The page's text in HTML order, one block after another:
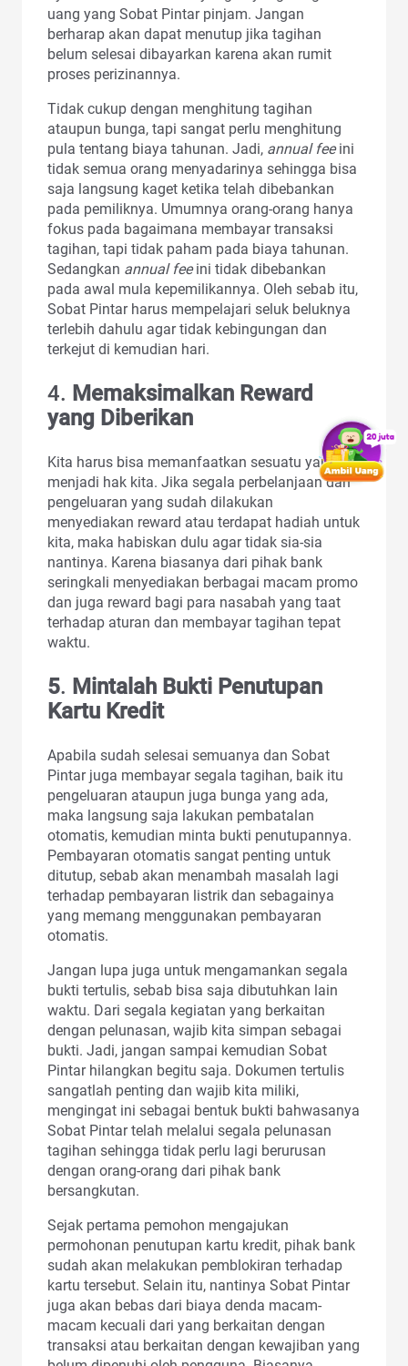
uang yang Sobat Pintar pinjam. Jangan
berharap akan dapat menutup jika tagihan
belum selesai dibayarkan karena akan rumit
proses perizinannya.
Tidak cukup dengan menghitung tagihan
ataupun bunga, tapi sangat perlu menghitung
pula tentang biaya tahunan. Jadi, annual feeini
tidak semua orang menyadarinya sehingga bisa
saja langsung kaget ketika telah dibebankan
pada pemiliknya. Umumnya orang-orang hanya
fokus pada bagaimana membayar transaksi
tagihan, tapi tidak paham pada biaya tahunan.
Sedangkan annual feeini tidak dibebankan
pada awal mula kepemilikannya. Oleh sebab itu,
Sobat Pintar harus mempelajari seluk beluknya
terlebih dahulu agar tidak kebingungan dan
terkejut di kemudian hari.
4. Memaksimalkan Reward
yang Diberikan
Kita harus bisa memanfaatkan sesuatu yang
menjadi hak kita. Jika segala perbelanjaan dan
pengeluaran yang sudah dilakukan
menyediakan reward atau terdapat hadiah untuk
kita, maka habiskan dulu agar tidak sia-sia
nantinya. Karena biasanya dari pihak bank
seringkali menyediakan berbagai macam promo
dan juga reward bagi para nasabah yang taat
terhadap aturan dan membayar tagihan tepat
waktu.
5. Mintalah Bukti Penutupan
Kartu Kredit
Apabila sudah selesai semuanya dan Sobat
Pintar juga membayar segala tagihan, baik itu
pengeluaran ataupun juga bunga yang ada,
maka langsung saja lakukan pembatalan
otomatis, kemudian minta bukti penutupannya.
Pembayaran otomatis sangat penting untuk
ditutup, sebab akan menambah masalah lagi
terhadap pembayaran listrik dan sebagainya
yang memang menggunakan pembayaran
otomatis.
Jangan lupa juga untuk mengamankan segala
bukti tertulis, sebab bisa saja dibutuhkan lain
waktu. Dari segala kegiatan yang berkaitan
dengan pelunasan, wajib kita simpan sebagai
bukti. Jadi, jangan sampai kemudian Sobat
Pintar hilangkan begitu saja. Dokumen tertulis
sangatlah penting dan wajib kita miliki,
mengingat ini sebagai bentuk bukti bahwasanya
Sobat Pintar telah melalui segala pelunasan
tagihan sehingga tidak perlu lagi berurusan
dengan orang-orang dari pihak bank
bersangkutan.
Sejak pertama pemohon mengajukan
permohonan penutupan kartu kredit, pihak bank
sudah akan melakukan pemblokiran terhadap
kartu tersebut. Selain itu, nantinya Sobat Pintar
juga akan bebas dari biaya denda macam-
macam kecuali dari yang berkaitan dengan
transaksi atau berkaitan dengan kewajiban yang